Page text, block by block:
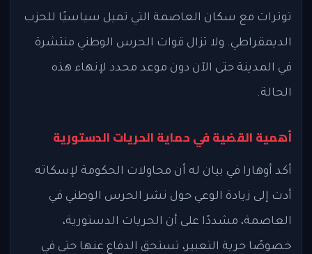
توترات مع سكان العاصمة التي تميل سياسيًا للحزب
الديمقراطي. ولا تزال قوات الحرس الوطني منتشرة
في المدينة حتى الآن دون موعد محدد لإنهاء هذه
الحالة.
أهمية القضية في حماية الحريات الدستورية
أكد أوهارا في بيان له أن محاولات الحكومة لإسكاته
أدت إلى زيادة الوعي حول نشر الحرس الوطني في
العاصمة، مشددًا على أن الحريات الدستورية،
خصوصًا حرية التعبير، تستحق الدفاع عنها حتى في